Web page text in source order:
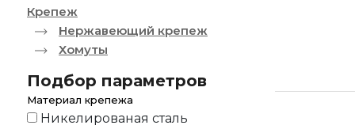
Крепеж
Нержавеющий крепеж
Хомуты
Подбор параметров
Материал крепежа
Никелированая сталь